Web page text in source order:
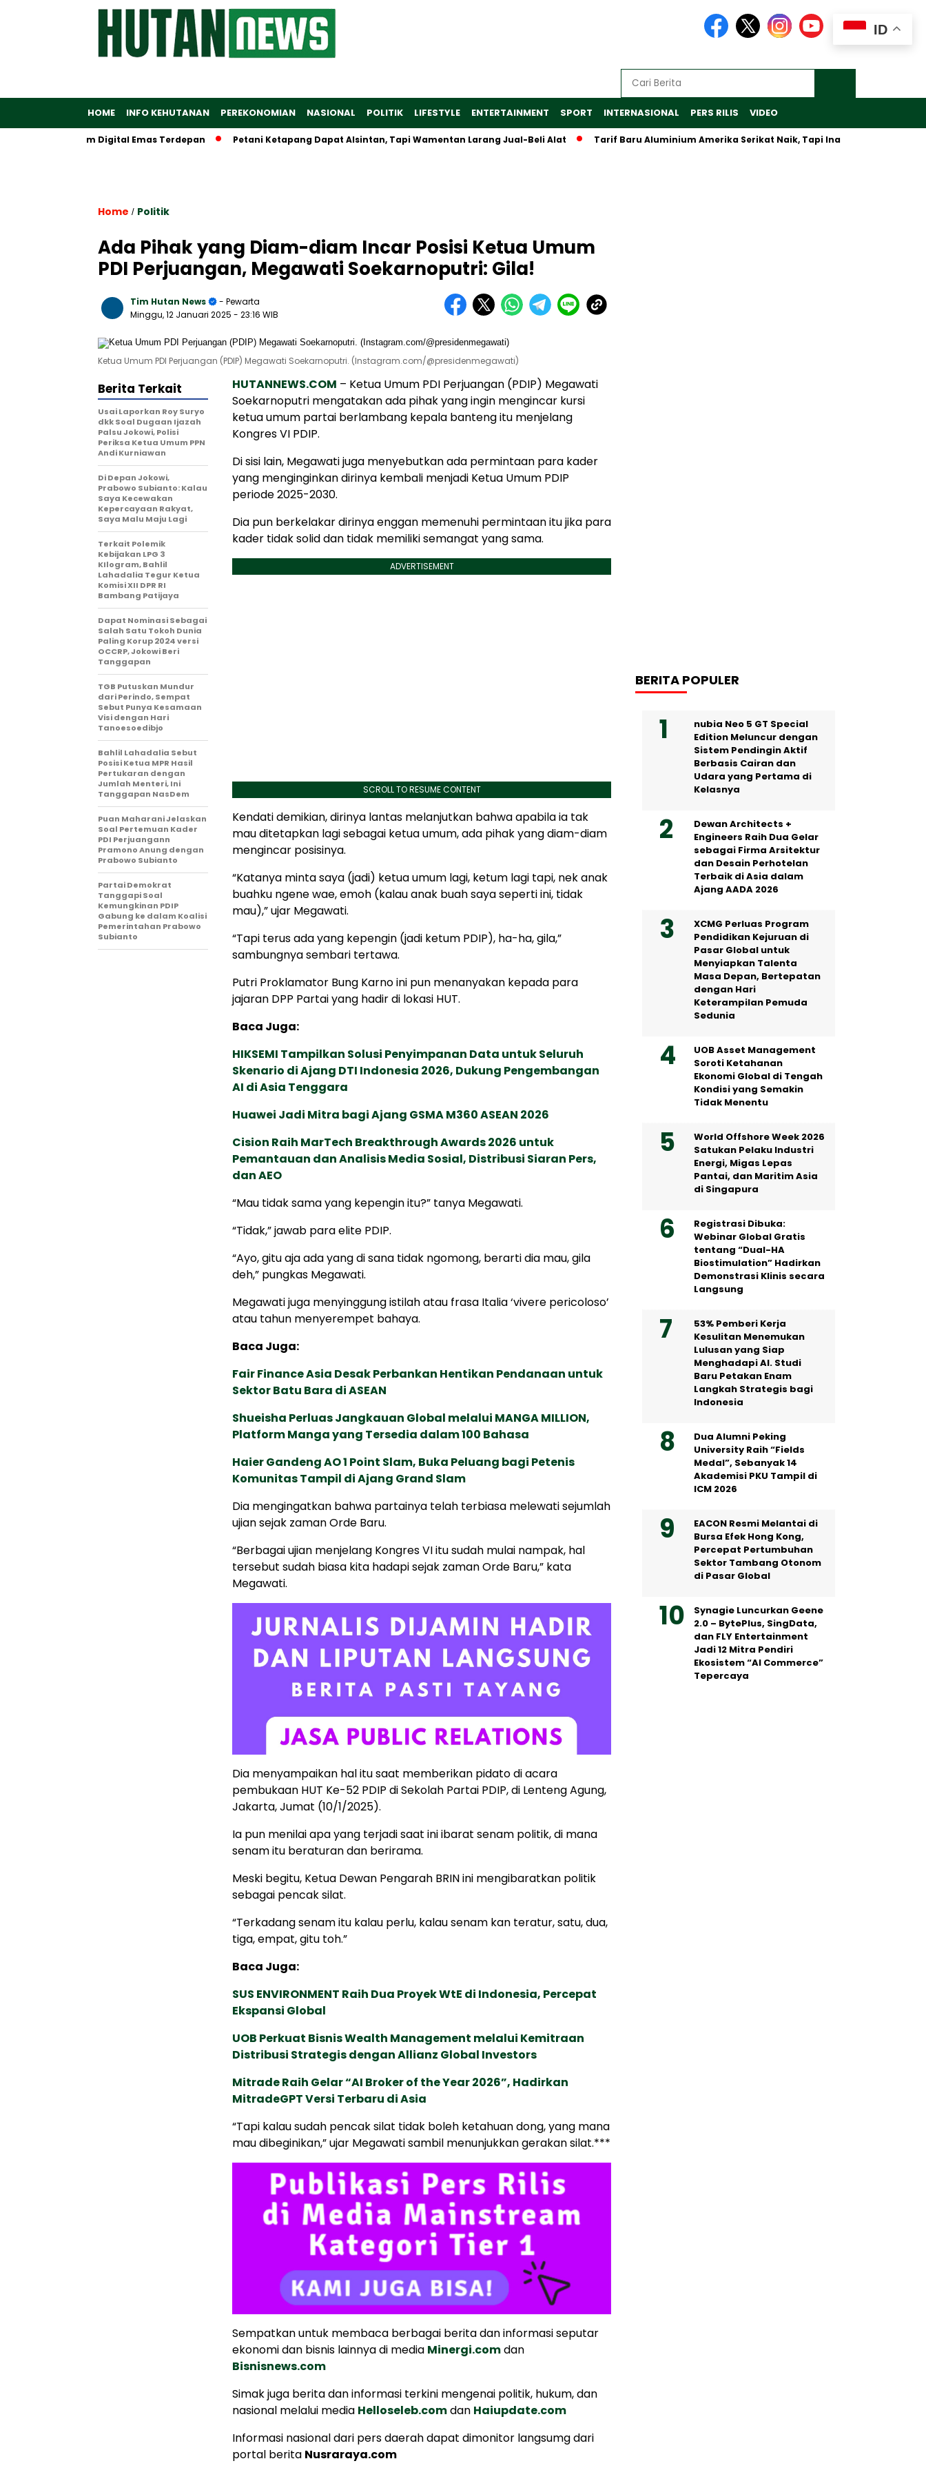
HOME INFO KEHUTANAN PEREKONOMIAN NASIONAL POLITIK LIFESTYLE ENTERTAINMENT SPORT INTERNASIONAL PERS RILIS VIDEO
Ekosistem Digital Emas Terdepan Petani Ketapang Dapat Alsintan, Tapi Wamentan Larang Jual-Beli Alat Tarif Baru Aluminium Amerika Serikat Naik, Tapi Inalum Fokus Antisipasi
Home / Politik
Ada Pihak yang Diam-diam Incar Posisi Ketua Umum
PDI Perjuangan, Megawati Soekarnoputri: Gila!
Tim Hutan News
- Pewarta
Minggu, 12 Januari 2025 - 23:16 WIB
Ketua Umum PDI Perjuangan (PDIP) Megawati Soekarnoputri. (Instagram.com/@presidenmegawati)
HUTANNEWS.COM – Ketua Umum PDI Perjuangan (PDIP) Megawati
Soekarnoputri mengatakan ada pihak yang ingin mengincar kursi
ketua umum partai berlambang kepala banteng itu menjelang
Kongres VI PDIP.
Di sisi lain, Megawati juga menyebutkan ada permintaan para kader
yang menginginkan dirinya kembali menjadi Ketua Umum PDIP
periode 2025-2030.
Dia pun berkelakar dirinya enggan memenuhi permintaan itu jika para
kader tidak solid dan tidak memiliki semangat yang sama.
ADVERTISEMENT
SCROLL TO RESUME CONTENT
Kendati demikian, dirinya lantas melanjutkan bahwa apabila ia tak
mau ditetapkan lagi sebagai ketua umum, ada pihak yang diam-diam
mengincar posisinya.
“Katanya minta saya (jadi) ketua umum lagi, ketum lagi tapi, nek anak
buahku ngene wae, emoh (kalau anak buah saya seperti ini, tidak
mau),” ujar Megawati.
“Tapi terus ada yang kepengin (jadi ketum PDIP), ha-ha, gila,”
sambungnya sembari tertawa.
Putri Proklamator Bung Karno ini pun menanyakan kepada para
jajaran DPP Partai yang hadir di lokasi HUT.
Baca Juga:
HIKSEMI Tampilkan Solusi Penyimpanan Data untuk Seluruh
Skenario di Ajang DTI Indonesia 2026, Dukung Pengembangan
AI di Asia Tenggara
Huawei Jadi Mitra bagi Ajang GSMA M360 ASEAN 2026
Cision Raih MarTech Breakthrough Awards 2026 untuk
Pemantauan dan Analisis Media Sosial, Distribusi Siaran Pers,
dan AEO
“Mau tidak sama yang kepengin itu?” tanya Megawati.
“Tidak,” jawab para elite PDIP.
“Ayo, gitu aja ada yang di sana tidak ngomong, berarti dia mau, gila
deh,” pungkas Megawati.
Megawati juga menyinggung istilah atau frasa Italia ‘vivere pericoloso’
atau tahun menyerempet bahaya.
Baca Juga:
Fair Finance Asia Desak Perbankan Hentikan Pendanaan untuk
Sektor Batu Bara di ASEAN
Shueisha Perluas Jangkauan Global melalui MANGA MILLION,
Platform Manga yang Tersedia dalam 100 Bahasa
Haier Gandeng AO 1 Point Slam, Buka Peluang bagi Petenis
Komunitas Tampil di Ajang Grand Slam
Dia mengingatkan bahwa partainya telah terbiasa melewati sejumlah
ujian sejak zaman Orde Baru.
“Berbagai ujian menjelang Kongres VI itu sudah mulai nampak, hal
tersebut sudah biasa kita hadapi sejak zaman Orde Baru,” kata
Megawati.
Dia menyampaikan hal itu saat memberikan pidato di acara
pembukaan HUT Ke-52 PDIP di Sekolah Partai PDIP, di Lenteng Agung,
Jakarta, Jumat (10/1/2025).
Ia pun menilai apa yang terjadi saat ini ibarat senam politik, di mana
senam itu beraturan dan berirama.
Meski begitu, Ketua Dewan Pengarah BRIN ini mengibaratkan politik
sebagai pencak silat.
“Terkadang senam itu kalau perlu, kalau senam kan teratur, satu, dua,
tiga, empat, gitu toh.”
Baca Juga:
SUS ENVIRONMENT Raih Dua Proyek WtE di Indonesia, Percepat
Ekspansi Global
UOB Perkuat Bisnis Wealth Management melalui Kemitraan
Distribusi Strategis dengan Allianz Global Investors
Mitrade Raih Gelar “AI Broker of the Year 2026”, Hadirkan
MitradeGPT Versi Terbaru di Asia
“Tapi kalau sudah pencak silat tidak boleh ketahuan dong, yang mana
mau dibeginikan,” ujar Megawati sambil menunjukkan gerakan silat.***
Sempatkan untuk membaca berbagai berita dan informasi seputar
ekonomi dan bisnis lainnya di media Minergi.comdan
Bisnisnews.com
Simak juga berita dan informasi terkini mengenai politik, hukum, dan
nasional melalui media Helloseleb.comdan Haiupdate.com
Informasi nasional dari pers daerah dapat dimonitor langsumg dari
portal berita Nusraraya.com
Berita Terkait
Usai Laporkan Roy Suryo
dkk Soal Dugaan Ijazah
Palsu Jokowi, Polisi
Periksa Ketua Umum PPN
Andi Kurniawan
Di Depan Jokowi,
Prabowo Subianto: Kalau
Saya Kecewakan
Kepercayaan Rakyat,
Saya Malu Maju Lagi
Terkait Polemik
Kebijakan LPG 3
KIlogram, Bahlil
Lahadalia Tegur Ketua
Komisi XII DPR RI
Bambang Patijaya
Dapat Nominasi Sebagai
Salah Satu Tokoh Dunia
Paling Korup 2024 versi
OCCRP, Jokowi Beri
Tanggapan
TGB Putuskan Mundur
dari Perindo, Sempat
Sebut Punya Kesamaan
Visi dengan Hari
Tanoesoedibjo
Bahlil Lahadalia Sebut
Posisi Ketua MPR Hasil
Pertukaran dengan
Jumlah Menteri, Ini
Tanggapan NasDem
Puan Maharani Jelaskan
Soal Pertemuan Kader
PDI Perjuangann
Pramono Anung dengan
Prabowo Subianto
Partai Demokrat
Tanggapi Soal
Kemungkinan PDIP
Gabung ke dalam Koalisi
Pemerintahan Prabowo
Subianto
BERITA POPULER
nubia Neo 5 GT Special
Edition Meluncur dengan
Sistem Pendingin Aktif
Berbasis Cairan dan
Udara yang Pertama di
Kelasnya
Dewan Architects +
Engineers Raih Dua Gelar
sebagai Firma Arsitektur
dan Desain Perhotelan
Terbaik di Asia dalam
Ajang AADA 2026
XCMG Perluas Program
Pendidikan Kejuruan di
Pasar Global untuk
Menyiapkan Talenta
Masa Depan, Bertepatan
dengan Hari
Keterampilan Pemuda
Sedunia
UOB Asset Management
Soroti Ketahanan
Ekonomi Global di Tengah
Kondisi yang Semakin
Tidak Menentu
World Offshore Week 2026
Satukan Pelaku Industri
Energi, Migas Lepas
Pantai, dan Maritim Asia
di Singapura
Registrasi Dibuka:
Webinar Global Gratis
tentang “Dual-HA
Biostimulation” Hadirkan
Demonstrasi Klinis secara
Langsung
53% Pemberi Kerja
Kesulitan Menemukan
Lulusan yang Siap
Menghadapi AI. Studi
Baru Petakan Enam
Langkah Strategis bagi
Indonesia
Dua Alumni Peking
University Raih “Fields
Medal”, Sebanyak 14
Akademisi PKU Tampil di
ICM 2026
EACON Resmi Melantai di
Bursa Efek Hong Kong,
Percepat Pertumbuhan
Sektor Tambang Otonom
di Pasar Global
Synagie Luncurkan Geene
2.0 – BytePlus, SingData,
dan FLY Entertainment
Jadi 12 Mitra Pendiri
Ekosistem “AI Commerce”
Tepercaya
ID